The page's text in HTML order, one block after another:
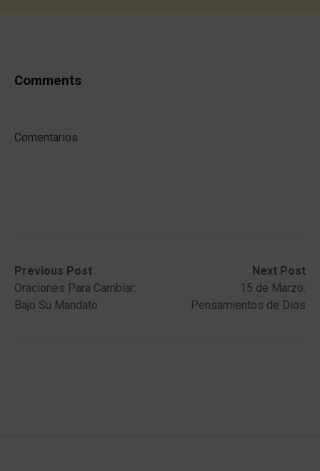
Comments
Comentarios
Post
navigation
Previous Post
Previous
post:Oraciones Para Cambiar:
Bajo Su Mandato
Next Post
Next
post:
15 de Marzo:
Pensamientos de Dios